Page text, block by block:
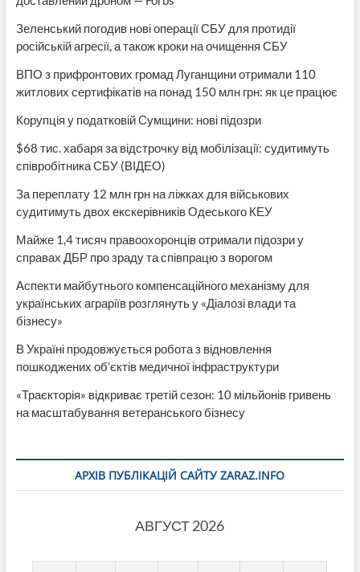
Зеленський погодив нові операції СБУ для протидії
російській агресії, а також кроки на очищення СБУ
ВПО з прифронтових громад Луганщини отримали 110
житлових сертифікатів на понад 150 млн грн: як це працює
Корупція у податковій Сумщини: нові підозри
$68 тис. хабаря за відстрочку від мобілізації: судитимуть
співробітника СБУ (ВІДЕО)
За переплату 12 млн грн на ліжках для військових
судитимуть двох екскерівників Одеського КЕУ
Майже 1,4 тисяч правоохоронців отримали підозри у
справах ДБР про зраду та співпрацю з ворогом
Аспекти майбутнього компенсаційного механізму для
українських аграріїв розглянуть у «Діалозі влади та
бізнесу»
В Україні продовжується робота з відновлення
пошкоджених об’єктів медичної інфраструктури
«Траєкторія» відкриває третій сезон: 10 мільйонів гривень
на масштабування ветеранського бізнесу
АРХІВ ПУБЛІКАЦІЙ САЙТУ ZARAZ.INFO
АВГУСТ 2026